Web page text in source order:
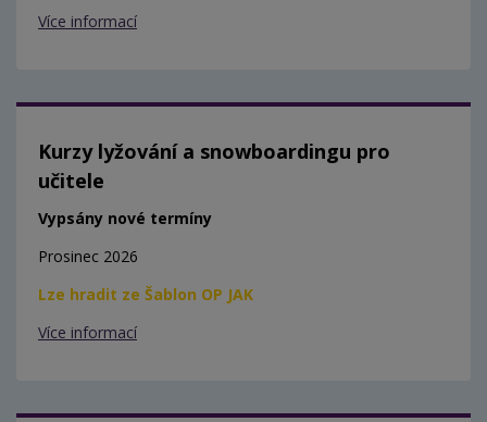
Více informací
Kurzy lyžování a snowboardingu pro
učitele
Vypsány nové termíny
Prosinec 2026
Lze hradit ze Šablon OP JAK
Více informací